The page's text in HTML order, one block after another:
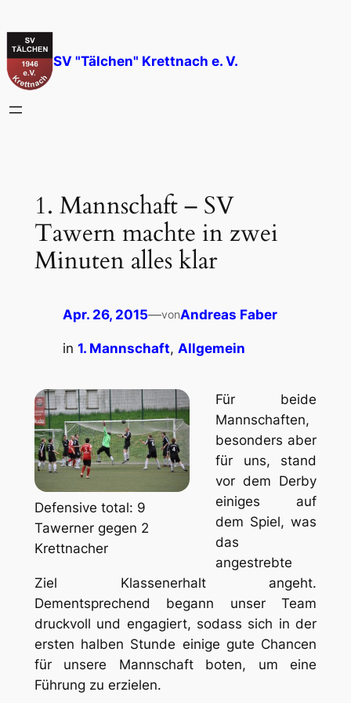
Inhalt
springenSV "Tälchen" Krettnach e. V.
1. Mannschaft – SV
Tawern machte in zwei
Minuten alles klar
Apr. 26, 2015—vonAndreas Faber
in 1. Mannschaft, Allgemein
Defensive total: 9
Tawerner gegen 2
Krettnacher
Für beide
Mannschaften,
besonders aber
für uns, stand
vor dem Derby
einiges auf
dem Spiel, was
das
angestrebte
Ziel Klassenerhalt angeht.
Dementsprechend begann unser Team
druckvoll und engagiert, sodass sich in der
ersten halben Stunde einige gute Chancen
für unsere Mannschaft boten, um eine
Führung zu erzielen.